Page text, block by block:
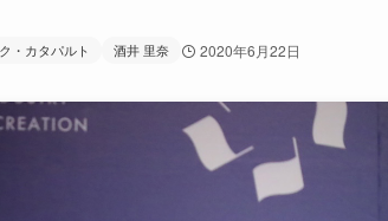
・カタパルト 酒井 里奈 2020年6月22日